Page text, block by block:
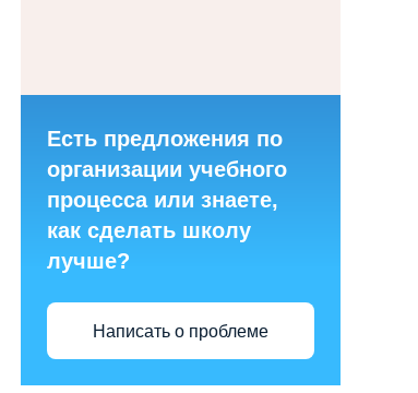
Есть предложения по
организации учебного
процесса или знаете,
как сделать школу
лучше?
Написать о проблеме